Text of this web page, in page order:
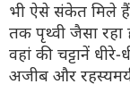
भी ऐसे संकेत मिले
तक पृथ्वी जैसा
वहां की चट्टानें
अजीब और